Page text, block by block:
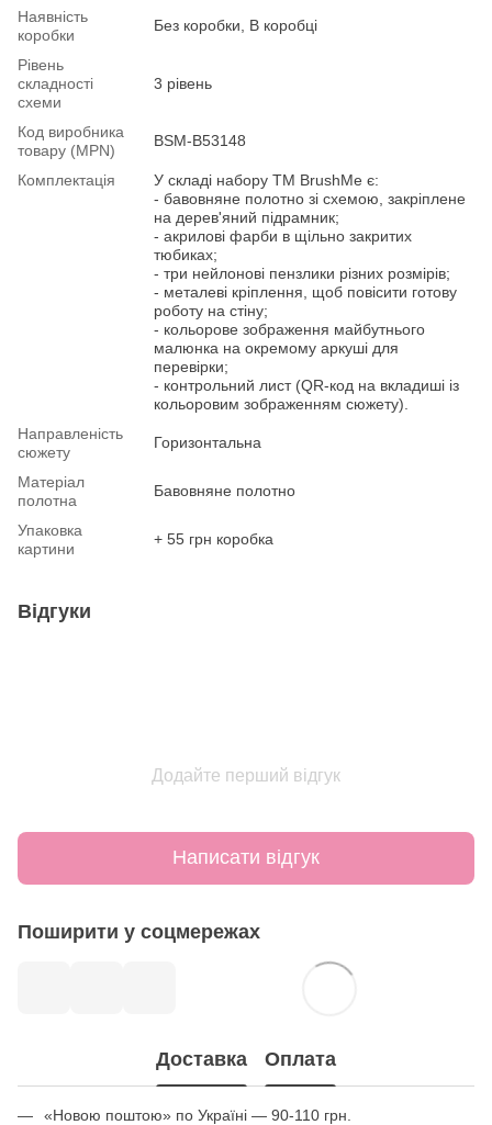
Наявність
коробки
Без коробки, В коробці
Рівень
складності
схеми
3 рівень
Код виробника
товару (MPN)
BSM-B53148
Комплектація
У складі набору ТМ BrushMe є:
- бавовняне полотно зі схемою, закріплене
на дерев'яний підрамник;
- акрилові фарби в щільно закритих
тюбиках;
- три нейлонові пензлики різних розмірів;
- металеві кріплення, щоб повісити готову
роботу на стіну;
- кольорове зображення майбутнього
малюнка на окремому аркуші для
перевірки;
- контрольний лист (QR-код на вкладиші із
кольоровим зображенням сюжету).
Направленість
сюжету
Горизонтальна
Матеріал
полотна
Бавовняне полотно
Упаковка
картини
+ 55 грн коробка
Відгуки
Додайте перший відгук
Написати відгук
Поширити у соцмережах
Доставка Оплата
«Новою поштою» по Україні — 90-110 грн.